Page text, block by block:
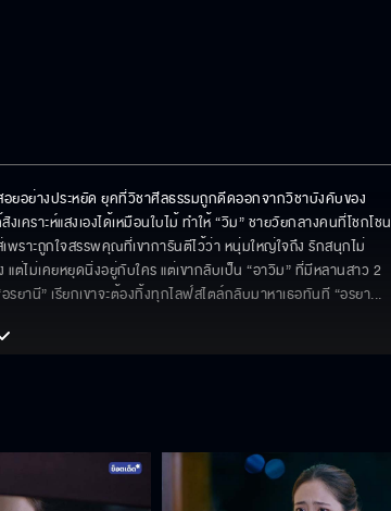
ยอย่างประหยัด ยุคที่วิชาศีลธรรมถูกดีดออกจากวิชาบังคับของ
ราะห์แสงเองได้เหมือนใบไม้ ทำให้ “วิม” ชายวัยกลางคนที่โชกโชน
พราะถูกใจสรรพคุณที่เขาการันตีไว้ว่า หนุ่มใหญ่ใจถึง รักสนุกไม่
ไม่เคยหยุดนิ่งอยู่กับใคร แต่เขากลับเป็น “อาวิม” ที่มีหลานสาว 2
ยานี” เรียกเขาจะต้องทิ้งทุกไลฟ์สไตล์กลับมาหาเธอทันที “อรยา...